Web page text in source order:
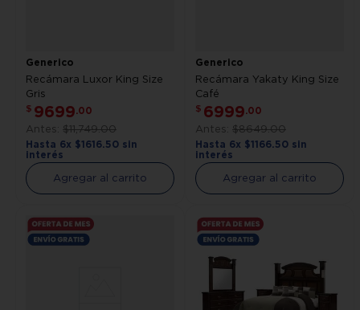
Generico
Recámara Luxor King Size
Gris
$ 9699.00
$11,749.00
Hasta 6x $1616. 50 sin
interés
Agregar al carrito
Generico
Recámara Yakaty King Size
Café
$ 6999.00
$8649.00
Hasta 6x $1166. 50 sin
interés
Agregar al carrito